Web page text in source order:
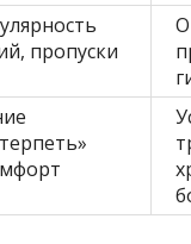
пропуски